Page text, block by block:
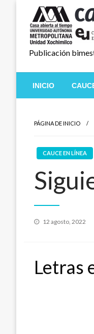
contenido
Publicación
INICIO
PÁGINA DE INICIO
CAUCE EN LÍNEA
Publicado
12 agosto, 2022
Letras